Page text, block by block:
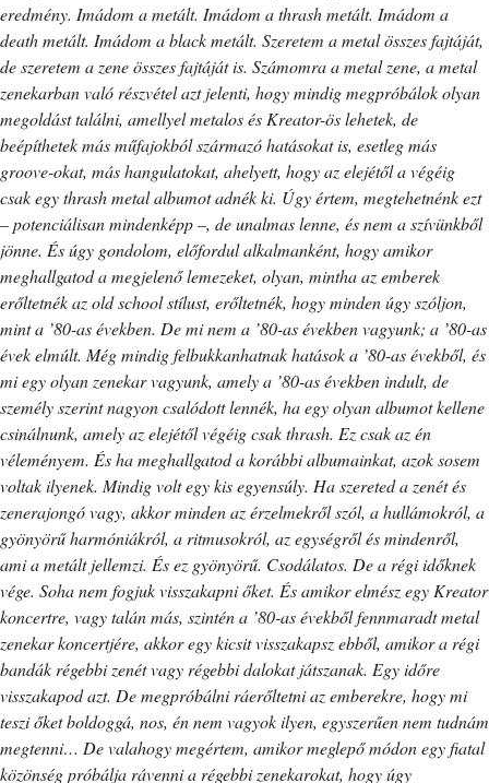
eredmény. Imádom a metált. Imádom a thrash metált. Imádom a
death metált. Imádom a black metált. Szeretem a metal összes fajtáját,
de szeretem a zene összes fajtáját is. Számomra a metal zene, a metal
zenekarban való részvétel azt jelenti, hogy mindig megpróbálok olyan
megoldást találni, amellyel metalos és Kreator-ös lehetek, de
beépíthetek más műfajokból származó hatásokat is, esetleg más
groove-okat, más hangulatokat, ahelyett, hogy az elejétől a végéig
csak egy thrash metal albumot adnék ki. Úgy értem, megtehetnénk ezt
– potenciálisan mindenképp –, de unalmas lenne, és nem a szívünkből
jönne. És úgy gondolom, előfordul alkalmanként, hogy amikor
meghallgatod a megjelenő lemezeket, olyan, mintha az emberek
erőltetnék az old school stílust, erőltetnék, hogy minden úgy szóljon,
mint a ’80-as években. De mi nem a ’80-as években vagyunk; a ’80-as
évek elmúlt. Még mindig felbukkanhatnak hatások a ’80-as évekből, és
mi egy olyan zenekar vagyunk, amely a ’80-as években indult, de
személy szerint nagyon csalódott lennék, ha egy olyan albumot kellene
csinálnunk, amely az elejétől végéig csak thrash. Ez csak az én
véleményem. És ha meghallgatod a korábbi albumainkat, azok sosem
voltak ilyenek. Mindig volt egy kis egyensúly. Ha szereted a zenét és
zenerajongó vagy, akkor minden az érzelmekről szól, a hullámokról, a
gyönyörű harmóniákról, a ritmusokról, az egységről és mindenről,
ami a metált jellemzi. És ez gyönyörű. Csodálatos. De a régi időknek
vége. Soha nem fogjuk visszakapni őket. És amikor elmész egy Kreator
koncertre, vagy talán más, szintén a ’80-as évekből fennmaradt metal
zenekar koncertjére, akkor egy kicsit visszakapsz ebből, amikor a régi
bandák régebbi zenét vagy régebbi dalokat játszanak. Egy időre
visszakapod azt. De megpróbálni ráerőltetni az emberekre, hogy mi
teszi őket boldoggá, nos, én nem vagyok ilyen, egyszerűen nem tudnám
megtenni… De valahogy megértem, amikor meglepő módon egy fiatal
közönség próbálja rávenni a régebbi zenekarokat, hogy úgy